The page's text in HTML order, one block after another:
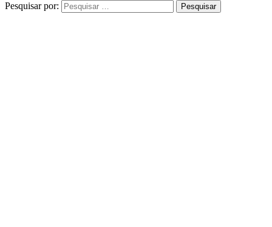
Pesquisar por: